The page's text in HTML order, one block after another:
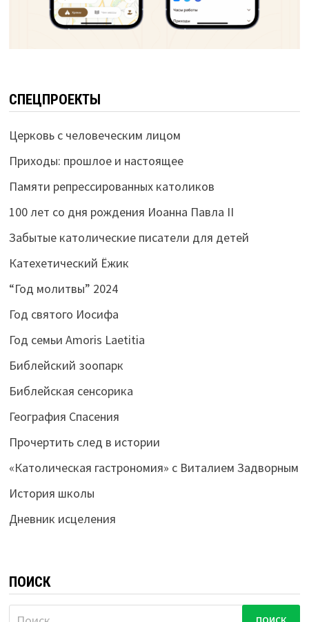
СПЕЦПРОЕКТЫ
Церковь с человеческим лицом
Приходы: прошлое и настоящее
Памяти репрессированных католиков
100 лет со дня рождения Иоанна Павла II
Забытые католические писатели для детей
Катехетический Ёжик
“Год молитвы” 2024
Год святого Иосифа
Год семьи Amoris Laetitia
Библейский зоопарк
Библейская сенсорика
География Спасения
Прочертить след в истории
«Католическая гастрономия» с Виталием Задворным
История школы
Дневник исцеления
ПОИСК
Найти: